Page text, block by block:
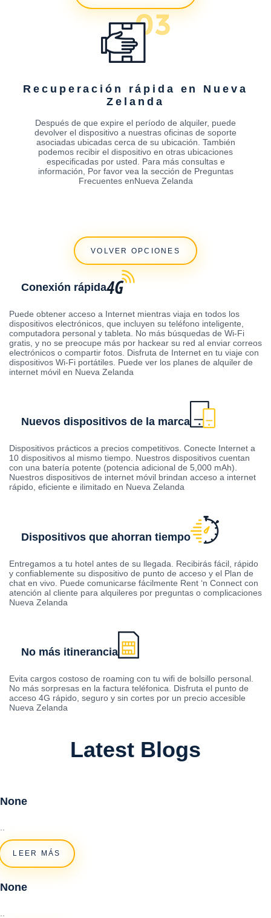
Recuperación rápida en Nueva
Zelanda
Después de que expire el período de alquiler, puede
devolver el dispositivo a nuestras oficinas de soporte
asociadas ubicadas cerca de su ubicación. También
podemos recibir el dispositivo en otras ubicaciones
especificadas por usted. Para más consultas e
información, Por favor vea la sección de Preguntas
Frecuentes enNueva Zelanda
VOLVER OPCIONES
Conexión rápida
Puede obtener acceso a Internet mientras viaja en todos los
dispositivos electrónicos, que incluyen su teléfono inteligente,
computadora personal y tableta. No más búsquedas de Wi-Fi
gratis, y no se preocupe más por hackear su red al enviar correos
electrónicos o compartir fotos. Disfruta de Internet en tu viaje con
dispositivos Wi-Fi portátiles. Puede ver los planes de alquiler de
internet móvil en Nueva Zelanda
Nuevos dispositivos de la marca
Dispositivos prácticos a precios competitivos. Conecte Internet a
10 dispositivos al mismo tiempo. Nuestros dispositivos cuentan
con una batería potente (potencia adicional de 5,000 mAh).
Nuestros dispositivos de internet móvil brindan acceso a internet
rápido, eficiente e ilimitado en Nueva Zelanda
Dispositivos que ahorran tiempo
Entregamos a tu hotel antes de su llegada. Recibirás fácil, rápido
y confiablemente su dispositivo de punto de acceso y el Plan de
chat en vivo. Puede comunicarse fácilmente Rent ‘n Connect con
atención al cliente para alquileres por preguntas o complicaciones
Nueva Zelanda
No más itinerancia
Evita cargos costoso de roaming con tu wifi de bolsillo personal.
No más sorpresas en la factura teléfonica. Disfruta el punto de
acceso 4G rápido, seguro y sin cortes por un precio accesible
Nueva Zelanda
Latest Blogs
None
LEER MÁS
None